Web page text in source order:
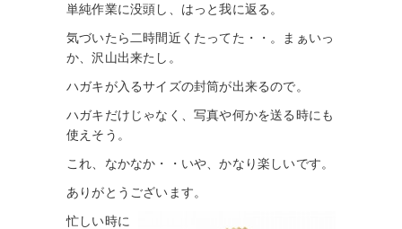
単純作業に没頭し、はっと我に返る。
気づいたら二時間近くたってた・・。まぁいっ
か、沢山出来たし。
ハガキが入るサイズの封筒が出来るので。
ハガキだけじゃなく、写真や何かを送る時にも
使えそう。
これ、なかなか・・いや、かなり楽しいです。
ありがとうございます。
忙しい時に